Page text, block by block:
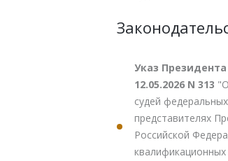
Указ
12.05.2026 N 313
судей
представителях
Российской
квалификационных